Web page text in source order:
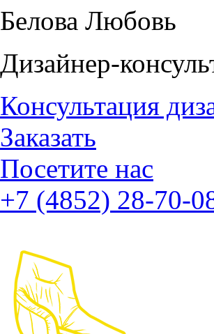
Белова Любовь
Дизайнер-
Консультация
Заказать
Посетите нас
+7 (4852) 28-70-